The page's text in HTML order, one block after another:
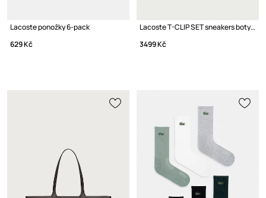
Lacoste ponožky 6-pack
629 Kč
Lacoste T-CLIP SET sneakers boty dámské nubukové
3499 Kč